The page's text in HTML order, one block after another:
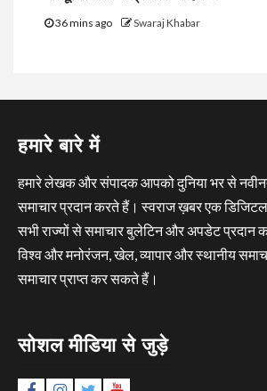
36 mins ago Swaraj Khabar
हमारे बारे में
हमारे लेखक और संपादक आपको दुनिया भर से
समाचार प्रदान करते हैं। स्वराज ख़बर एक डिजिटल
सभी राज्यों से समाचार बुलेटिन और अपडेट प्रदान
विश्व और मनोरंजन, खेल, व्यापार और स्थानीय
समाचार प्राप्त कर सकते हैं।
सोशल मीडिया से जुड़े